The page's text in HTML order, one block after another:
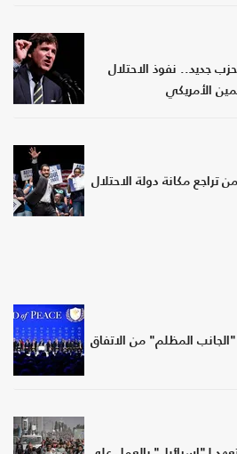
جديد.. نفوذ الاحتلال
الأمريكي
تراجع مكانة دولة الاحتلال
المظلم" من الاتفاق